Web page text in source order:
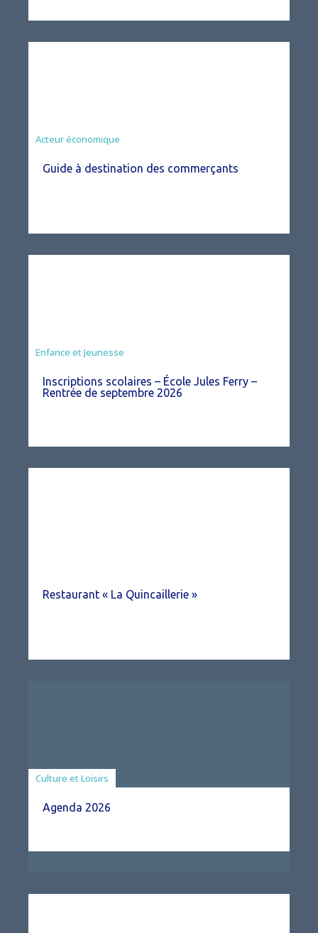
Acteur économique
Guide à destination des commerçants
Enfance et Jeunesse
Inscriptions scolaires – École Jules Ferry –
Rentrée de septembre 2026
Restaurant « La Quincaillerie »
Associations
Culture et Loisirs
Agenda 2026